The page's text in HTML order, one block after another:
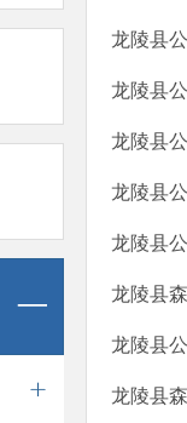
龙陵县
龙陵县
龙陵县
龙陵县
龙陵县
龙陵县
龙陵县
龙陵县